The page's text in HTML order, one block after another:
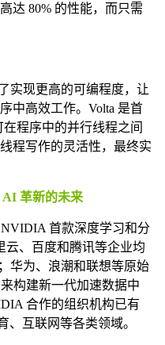
达 80% 的性能，而只需
实现更高的可编程度，让
中高效工作。Volta 是首
程序中的并行线程之间
程写作的灵活性，最终实
AI 革新的未来
首款深度学习和分
云、百度和腾讯等企业均
华为、浪潮和联想等原始
构建新一代加速数据中
合作的组织机构已有
、互联网等各类领域。